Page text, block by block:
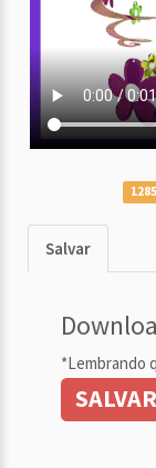
Salvar
*Lembrando
SALVAR